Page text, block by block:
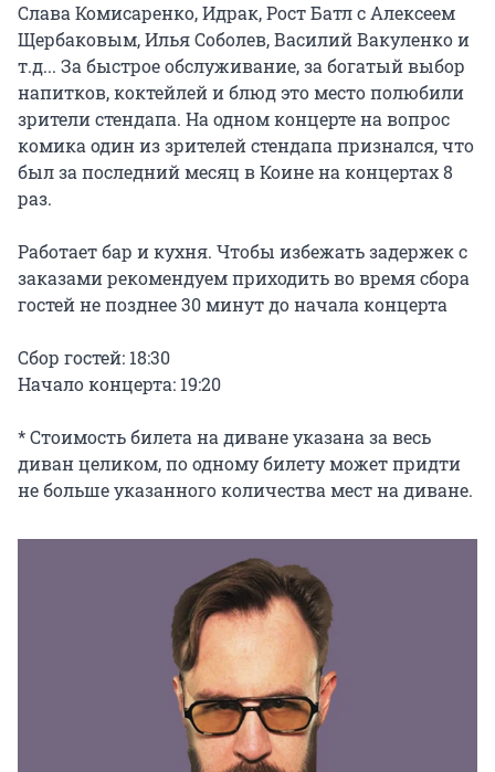
Слава Комисаренко, Идрак, Рост Батл с Алексеем
Щербаковым, Илья Соболев, Василий Вакуленко и
т.д... За быстрое обслуживание, за богатый выбор
напитков, коктейлей и блюд это место полюбили
зрители стендапа. На одном концерте на вопрос
комика один из зрителей стендапа признался, что
был за последний месяц в Коине на концертах 8
раз.
Работает бар и кухня. Чтобы избежать задержек с
заказами рекомендуем приходить во время сбора
гостей не позднее 30 минут до начала концерта
Сбор гостей: 18:30
Начало концерта: 19:20
* Стоимость билета на диване указана за весь
диван целиком, по одному билету может придти
не больше указанного количества мест на диване.